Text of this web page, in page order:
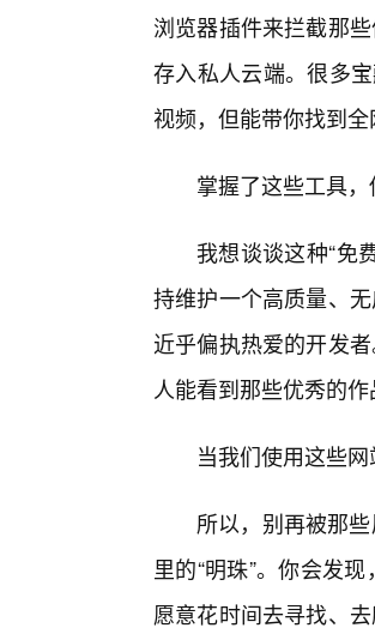
浏览器插件来拦截那
存入私人云端。很多
视频，但能带你找到
掌握了这些工具
我想谈谈这种“免
持维护一个高质量、
近乎偏执热爱的开发
人能看到那些优秀的作
当我们使用这些
所以，别再被那
里的“明珠”。你会发
愿意花时间去寻找、